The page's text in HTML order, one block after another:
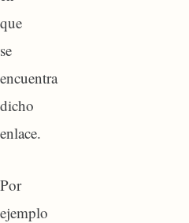
que
se
encuentra
dicho
enlace.
Por
ejemplo